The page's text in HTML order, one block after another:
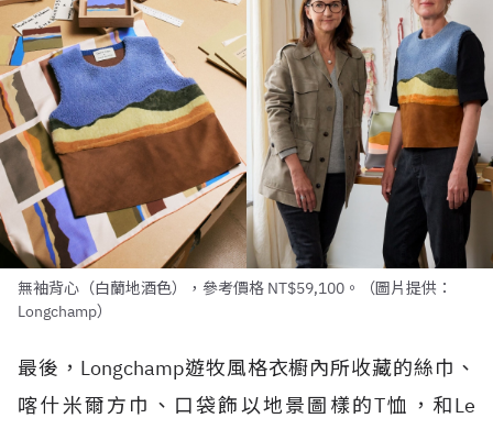
無袖背心（白蘭地酒色），參考價格 NT$59,100。（圖片提供：
Longchamp）
最後，Longchamp遊牧風格衣櫥內所收藏的絲巾、
喀什米爾方巾、口袋飾以地景圖樣的T恤，和Le